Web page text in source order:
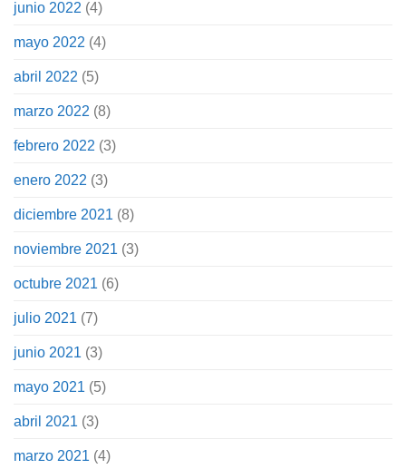
junio 2022 (4)
mayo 2022 (4)
abril 2022 (5)
marzo 2022 (8)
febrero 2022 (3)
enero 2022 (3)
diciembre 2021 (8)
noviembre 2021 (3)
octubre 2021 (6)
julio 2021 (7)
junio 2021 (3)
mayo 2021 (5)
abril 2021 (3)
marzo 2021 (4)